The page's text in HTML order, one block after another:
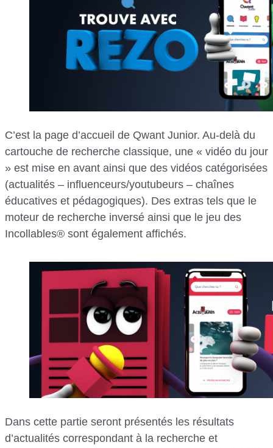
C’est la page d’accueil de Qwant Junior. Au-delà du
cartouche de recherche classique, une « vidéo du jour
» est mise en avant ainsi que des vidéos catégorisées
(actualités – influenceurs/youtubeurs – chaînes
éducatives et pédagogiques). Des extras tels que le
moteur de recherche inversé ainsi que le jeu des
Incollables® sont également affichés.
Dans cette partie seront présentés les résultats
d’actualités correspondant à la recherche et